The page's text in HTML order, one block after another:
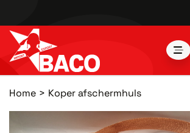
Home Koper afschermhuls